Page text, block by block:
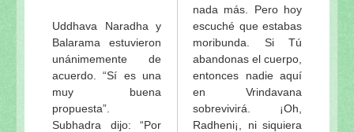
Uddhava Naradha y
Balarama estuvieron
unánimemente de
acuerdo. “Sí es una
muy buena
propuesta”.
Subhadra dijo: “Por
nada más. Pero hoy
escuché que estabas
moribunda. Si Tú
abandonas el cuerpo,
entonces nadie aquí
en Vrindavana
sobrevivirá. ¡Oh,
Radheni¡, ni siquiera